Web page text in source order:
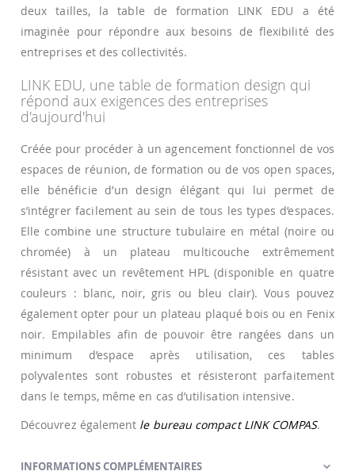
deux tailles, la table de formation LINK EDU a été
imaginée pour répondre aux besoins de flexibilité des
entreprises et des collectivités.
LINK EDU, une table de formation design qui
répond aux exigences des entreprises
d'aujourd'hui
Créée pour procéder à un agencement fonctionnel de vos
espaces de réunion, de formation ou de vos open spaces,
elle bénéficie d’un design élégant qui lui permet de
s’intégrer facilement au sein de tous les types d’espaces.
Elle combine une structure tubulaire en métal (noire ou
chromée) à un plateau multicouche extrêmement
résistant avec un revêtement HPL (disponible en quatre
couleurs : blanc, noir, gris ou bleu clair). Vous pouvez
également opter pour un plateau plaqué bois ou en Fenix
noir. Empilables afin de pouvoir être rangées dans un
minimum d’espace après utilisation, ces tables
polyvalentes sont robustes et résisteront parfaitement
dans le temps, même en cas d’utilisation intensive.
Découvrez également le bureau compact LINK COMPAS.
INFORMATIONS COMPLÉMENTAIRES